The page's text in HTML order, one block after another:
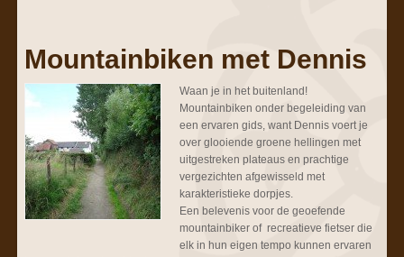
Mountainbiken met Dennis
Waan je in het buitenland!
Mountainbiken onder begeleiding van
een ervaren gids, want Dennis voert je
over glooiende groene hellingen met
uitgestreken plateaus en prachtige
vergezichten afgewisseld met
karakteristieke dorpjes.
Een belevenis voor de geoefende
mountainbiker of recreatieve fietser die
elk in hun eigen tempo kunnen ervaren